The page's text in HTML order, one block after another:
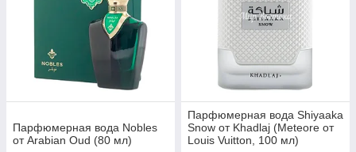
Парфюмерная вода Nobles
от Arabian Oud (80 мл)
Парфюмерная вода Shiyaaka
Snow от Khadlaj (Meteore от
Louis Vuitton, 100 мл)